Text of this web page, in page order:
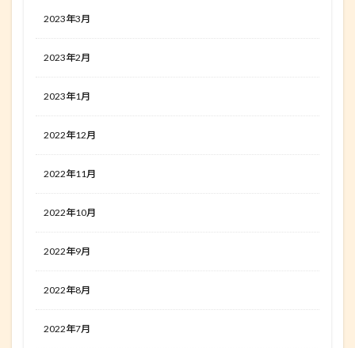
2023年3月
2023年2月
2023年1月
2022年12月
2022年11月
2022年10月
2022年9月
2022年8月
2022年7月